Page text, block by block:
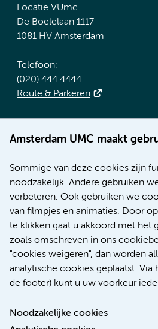
Amsterdam UMC maakt
Sommige van deze cookies zijn
noodzakelijk. Andere gebruiken
verbeteren. Ook gebruiken we
van filmpjes en animaties. Door
te klikken gaat u akkoord met het
zoals omschreven in ons
"cookies weigeren", dan worden
analytische cookies geplaatst.
de footer) kunt u uw voorkeur
Noodzakelijke cookies
Locatie VUmc
De Boelelaan 1117
1081 HV Amsterdam
Telefoon:
(020) 444 4444
Route & Parkeren
Werken bij Amsterdam UMC
Nieuws
Educatie Locatie AMC
Educatie Locatie VUmc